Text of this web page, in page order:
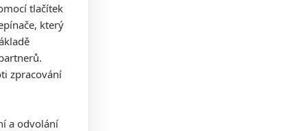
tlačítek
který
zpracování
a odvolání